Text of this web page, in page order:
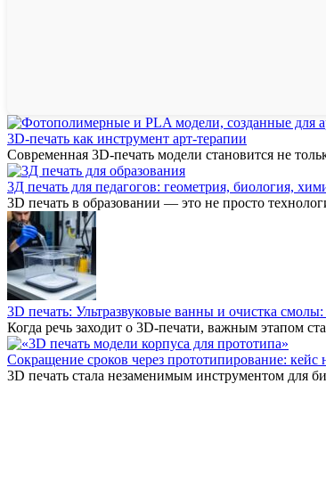
3D-печать как инструмент арт-терапии
Современная 3D-печать модели становится не
3Д печать для педагогов: геометрия, биология,
3D печать в образовании — это не просто
3D печать: Ультразвуковые ванны и очистка
Когда речь заходит о 3D-печати, важным этапом
Сокращение сроков через прототипирование: кейс
3D печать стала незаменимым инструментом для